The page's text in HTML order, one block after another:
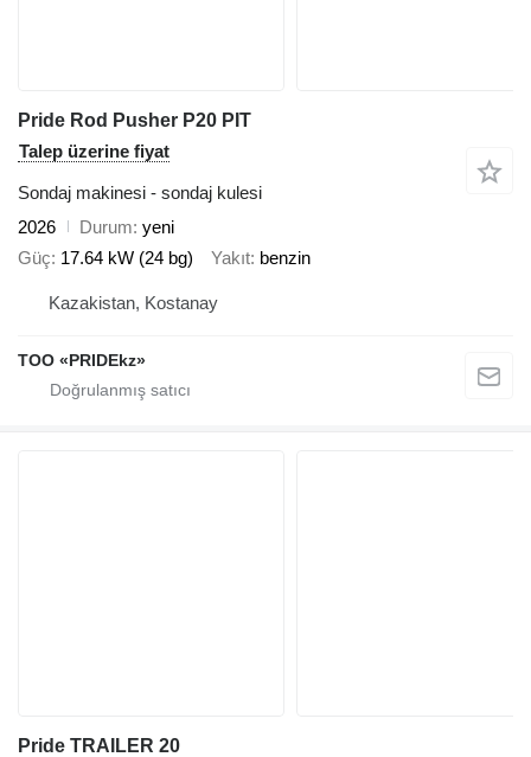
Pride Rod Pusher P20 PIT
Talep üzerine fiyat
Sondaj makinesi - sondaj kulesi
2026
Durum yeni
Güç 17.64 kW (24 bg) Yakıt benzin
Kazakistan, Kostanay
TOO «PRIDEkz»
Pride TRAILER 20